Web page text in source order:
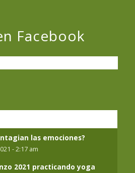
Facebook
las emociones?
- 2:17 am
2021 practicando yoga